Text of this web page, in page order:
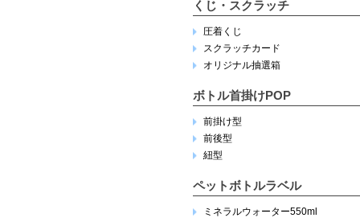
くじ・スクラッチ
圧着くじ
スクラッチカード
オリジナル抽選箱
ボトル首掛けPOP
前掛け型
前後型
紐型
ペットボトルラベル
ミネラルウォーター550ml